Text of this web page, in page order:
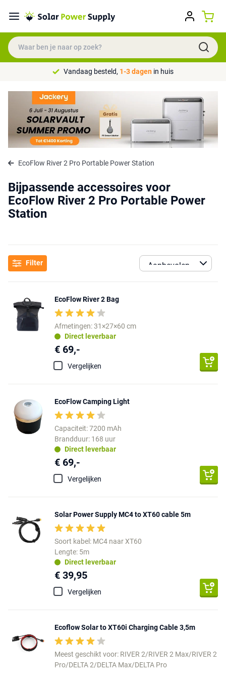
Vandaag besteld, 1-3 dagen in huis
EcoFlow River 2 Pro Portable Power Station
Bijpassende accessoires voor
EcoFlow River 2 Pro Portable Power
Station
Filter
EcoFlow River 2 Bag
Afmetingen: 31×27×60 cm
Direct leverbaar
€ 69,-
Vergelijken
EcoFlow Camping Light
Capaciteit: 7200 mAh
Brandduur: 168 uur
Direct leverbaar
€ 69,-
Vergelijken
Solar Power Supply MC4 to XT60 cable 5m
Soort kabel: MC4 naar XT60
Lengte: 5m
Direct leverbaar
€ 39,95
Vergelijken
Ecoflow Solar to XT60i Charging Cable 3,5m
Meest geschikt voor: RIVER 2/RIVER 2 Max/RIVER 2
Pro/DELTA 2/DELTA Max/DELTA Pro